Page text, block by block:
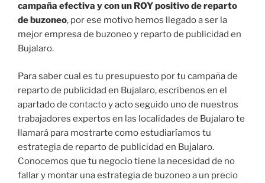
campaña efectiva y con un ROY positivo de reparto
de buzoneo, por ese motivo hemos llegado a ser la
mejor empresa de buzoneo y reparto de publicidad en
Bujalaro.
Para saber cual es tu presupuesto por tu campaña de
reparto de publicidad en Bujalaro, escríbenos en el
apartado de contacto y acto seguido uno de nuestros
trabajadores expertos en las localidades de Bujalaro te
llamará para mostrarte como estudiaríamos tu
estrategia de reparto de publicidad en Bujalaro.
Conocemos que tu negocio tiene la necesidad de no
fallar y montar una estrategia de buzoneo a un precio